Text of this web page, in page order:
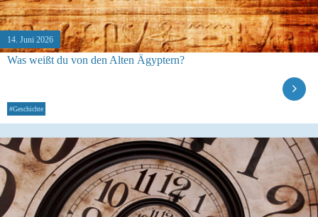
14. Juni 2026
Was weißt du von den Alten Ägyptern?
#Geschichte